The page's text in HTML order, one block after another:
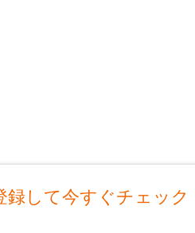
録して今すぐチェック